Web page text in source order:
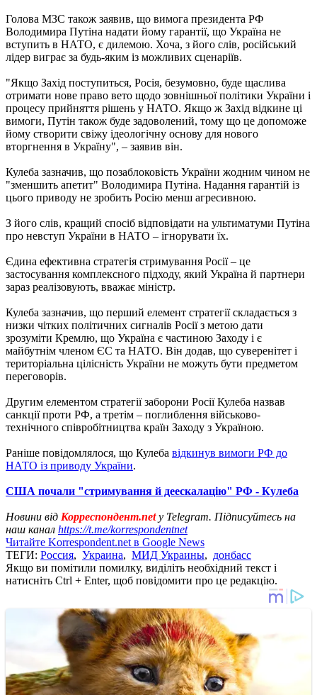
Голова МЗС також заявив, що вимога президента РФ
Володимира Путіна надати йому гарантії, що Україна не
вступить в НАТО, є дилемою. Хоча, з його слів, російський
лідер виграє за будь-яким із можливих сценаріїв.
"Якщо Захід поступиться, Росія, безумовно, буде щаслива
отримати нове право вето щодо зовнішньої політики України і
процесу прийняття рішень у НАТО. Якщо ж Захід відкине ці
вимоги, Путін також буде задоволений, тому що це допоможе
йому створити свіжу ідеологічну основу для нового
вторгнення в Україну", – заявив він.
Кулеба зазначив, що позаблоковість України жодним чином не
"зменшить апетит" Володимира Путіна. Надання гарантій із
цього приводу не зробить Росію менш агресивною.
З його слів, кращий спосіб відповідати на ультиматуми Путіна
про невступ України в НАТО – ігнорувати їх.
Єдина ефективна стратегія стримування Росії – це
застосування комплексного підходу, який Україна й партнери
зараз реалізовують, вважає міністр.
Кулеба зазначив, що перший елемент стратегії складається з
низки чітких політичних сигналів Росії з метою дати
зрозуміти Кремлю, що Україна є частиною Заходу і є
майбутнім членом ЄС та НАТО. Він додав, що суверенітет і
територіальна цілісність України не можуть бути предметом
переговорів.
Другим елементом стратегії заборони Росії Кулеба назвав
санкції проти РФ, а третім – поглиблення військово-
технічного співробітництва країн Заходу з Україною.
Раніше повідомлялося, що Кулеба відкинув вимоги РФ до
НАТО із приводу України.
США почали "стримування й деескалацію" РФ - Кулеба
Новини від Корреспондент.netу Telegram. Підписуйтесь на
наш канал https://t.me/korrespondentnet
Читайте Korrespondent.net в Google News
ТЕГИ: Россия, Украина, МИД Украины, донбасс
Якщо ви помітили помилку, виділіть необхідний текст і
натисніть Ctrl + Enter, щоб повідомити про це редакцію.